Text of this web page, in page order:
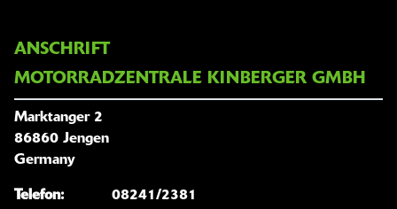
ANSCHRIFT
MOTORRADZENTRALE KINBERGER GMBH
Marktanger 2
86860 Jengen
Germany
Telefon:
08241/2381